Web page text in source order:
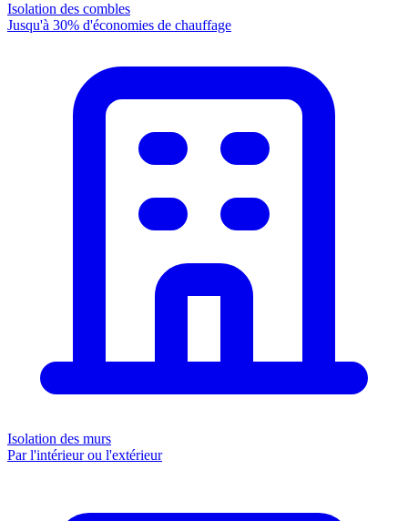
Isolation des combles
Jusqu'à 30% d'économies de chauffage
Isolation des murs
Par l'intérieur ou l'extérieur